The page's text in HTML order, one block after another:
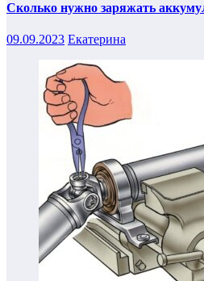
Сколько нужно заряжать
09.09.2023 Екатерина